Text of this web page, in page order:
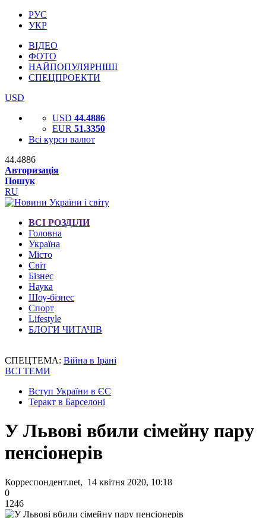
РУС
УКР
ВІДЕО
ФОТО
НАЙПОПУЛЯРНІШІ
СПЕЦПРОЕКТИ
USD
USD 44.4886
EUR 51.3350
Всі курси валют
44.4886
Авторизація
Пошук
RU
ВСІ РОЗДІЛИ
Головна
Україна
Місто
Світ
Бізнес
Наука
Шоу-бізнес
Спорт
Lifestyle
БЛОГИ ЧИТАЧІВ
СПЕЦТЕМА: Війна в Ірані
ВСІ ТЕМИ
Вступ України в ЄС
Теракт в Барселоні
У Львові вбили сімейну пару
пенсіонерів
Корреспондент.net, 14 квітня 2020, 10:18
0
1246